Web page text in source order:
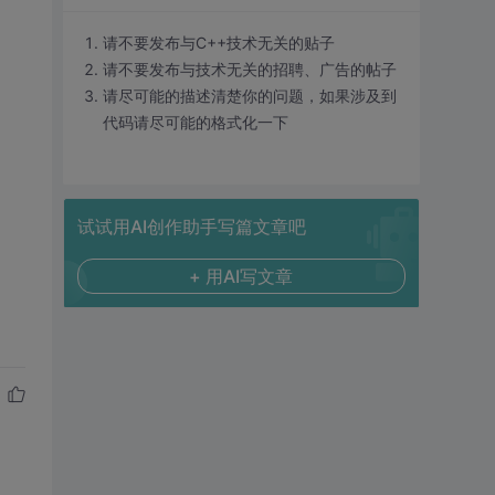
请不要发布与C++技术无关的贴子
请不要发布与技术无关的招聘、广告的帖子
请尽可能的描述清楚你的问题，如果涉及到
代码请尽可能的格式化一下
试试用AI创作助手写篇文章吧
+ 用AI写文章